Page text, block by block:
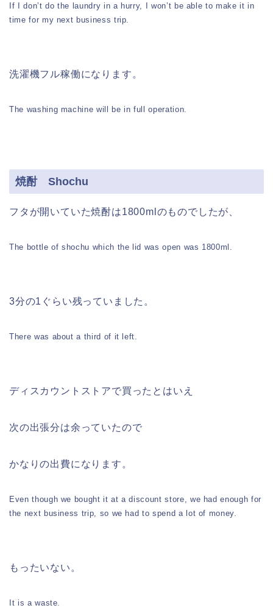
If I don’t do the laundry in a hurry, I won’t be able to make it in
time for my next business trip.
洗濯機フル稼働になります。
The washing machine will be in full operation.
焼酎 Shochu
フタが開いていた焼酎は1800mlのものでしたが、
The bottle of shochu which the lid was open was 1800ml.
3分の1ぐらい残っていました。
There was about a third of it left.
ディスカウントストアで買ったとはいえ
次の出張分は余っていたので
かなりの出費になります。
Even though we bought it at a discount store, we had enough for
the next business trip, so we had to spend a lot of money.
もったいない。
It is a waste.